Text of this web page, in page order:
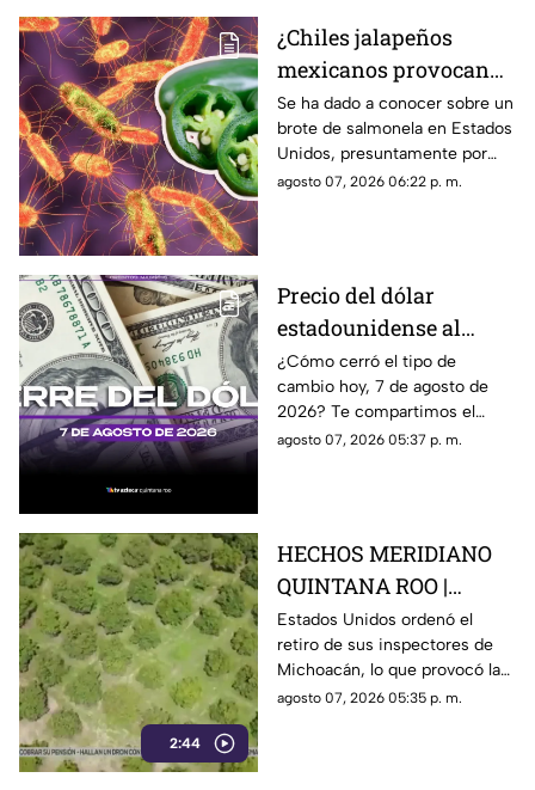
¿Chiles jalapeños
mexicanos provocan
brote de salmonela en
Estados Unidos? Esto
debes saber
Se ha dado a conocer sobre un
brote de salmonela en Estados
Unidos, presuntamente por
chiles jalapeños mexicanos,
agosto 07, 2026 06:22 p. m.
Precio del dólar
estadounidense al
CIERRE de HOY, viernes
7 de agosto de 2026, en
Cancún
¿Cómo cerró el tipo de
cambio hoy, 7 de agosto de
2026? Te compartimos el
precio del dólar al cierre de
agosto 07, 2026 05:37 p. m.
2:44
HECHOS MERIDIANO
QUINTANA ROO |
E.E.U.U retira a sus
inspectores en
Michoacán y provocá
la suspensión de
Estados Unidos ordenó el
retiro de sus inspectores de
Michoacán, lo que provocó la
suspensión de las
agosto 07, 2026 05:35 p. m.